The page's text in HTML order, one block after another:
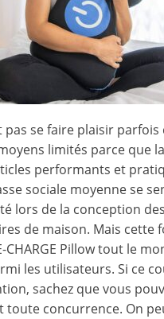
pas se faire plaisir parfois
limités parce que
performants et
sociale moyenne se
lors de la conception
de maison. Mais cette
CHARGE Pillow tout le
les utilisateurs. Si ce
sachez que vous
toute concurrence. On